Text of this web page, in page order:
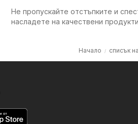
Не пропускайте отстъпките и
насладете на качествени
Начало списък